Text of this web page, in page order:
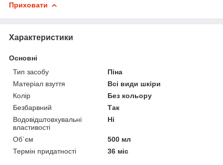
Приховати
Характеристики
Основні
Тип засобу
Піна
Матеріал взуття
Всі види шкіри
Колір
Без кольору
Безбарвний
Так
Водовідштовхувальні
властивості
Ні
Об`єм
500 мл
Термін придатності
36 міс